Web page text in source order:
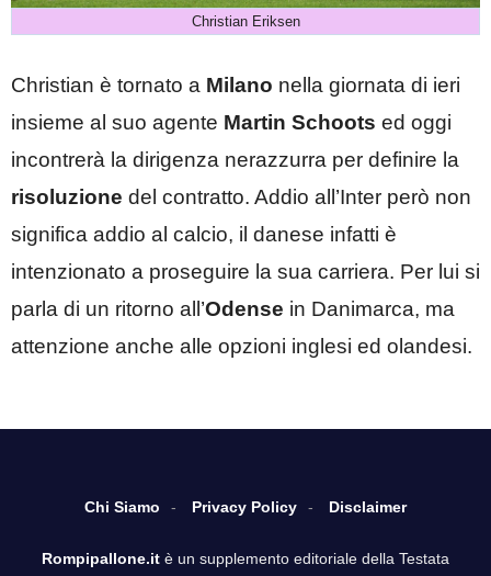
Christian Eriksen
Christian è tornato a Milano nella giornata di ieri
insieme al suo agente Martin Schoots ed oggi
incontrerà la dirigenza nerazzurra per definire la
risoluzione del contratto. Addio all’Inter però non
significa addio al calcio, il danese infatti è
intenzionato a proseguire la sua carriera. Per lui si
parla di un ritorno all’Odense in Danimarca, ma
attenzione anche alle opzioni inglesi ed olandesi.
Chi Siamo Privacy Policy Disclaimer
Rompipallone.it è un supplemento editoriale della Testata